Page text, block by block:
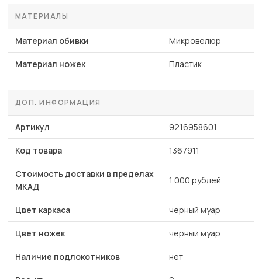
МАТЕРИАЛЫ
Материал обивки Микровелюр
Материал ножек Пластик
ДОП. ИНФОРМАЦИЯ
Артикул 9216958601
Код товара 1367911
Стоимость доставки в пределах
МКАД
1 000 рублей
Цвет каркаса черный муар
Цвет ножек черный муар
Наличие подлокотников нет